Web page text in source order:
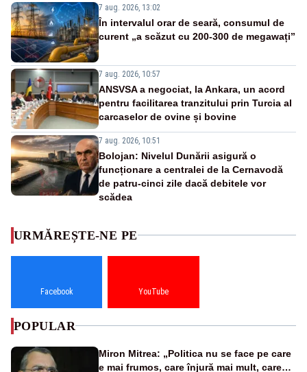
7 aug. 2026, 13:02
În intervalul orar de seară, consumul de
curent „a scăzut cu 200-300 de megawați”
7 aug. 2026, 10:57
ANSVSA a negociat, la Ankara, un acord
pentru facilitarea tranzitului prin Turcia al
carcaselor de ovine și bovine
7 aug. 2026, 10:51
Bolojan: Nivelul Dunării asigură o
funcționare a centralei de la Cernavodă
de patru-cinci zile dacă debitele vor
scădea
URMĂREȘTE-NE PE
Facebook YouTube
POPULAR
Miron Mitrea: „Politica nu se face pe care
e mai frumos, care înjură mai mult, care